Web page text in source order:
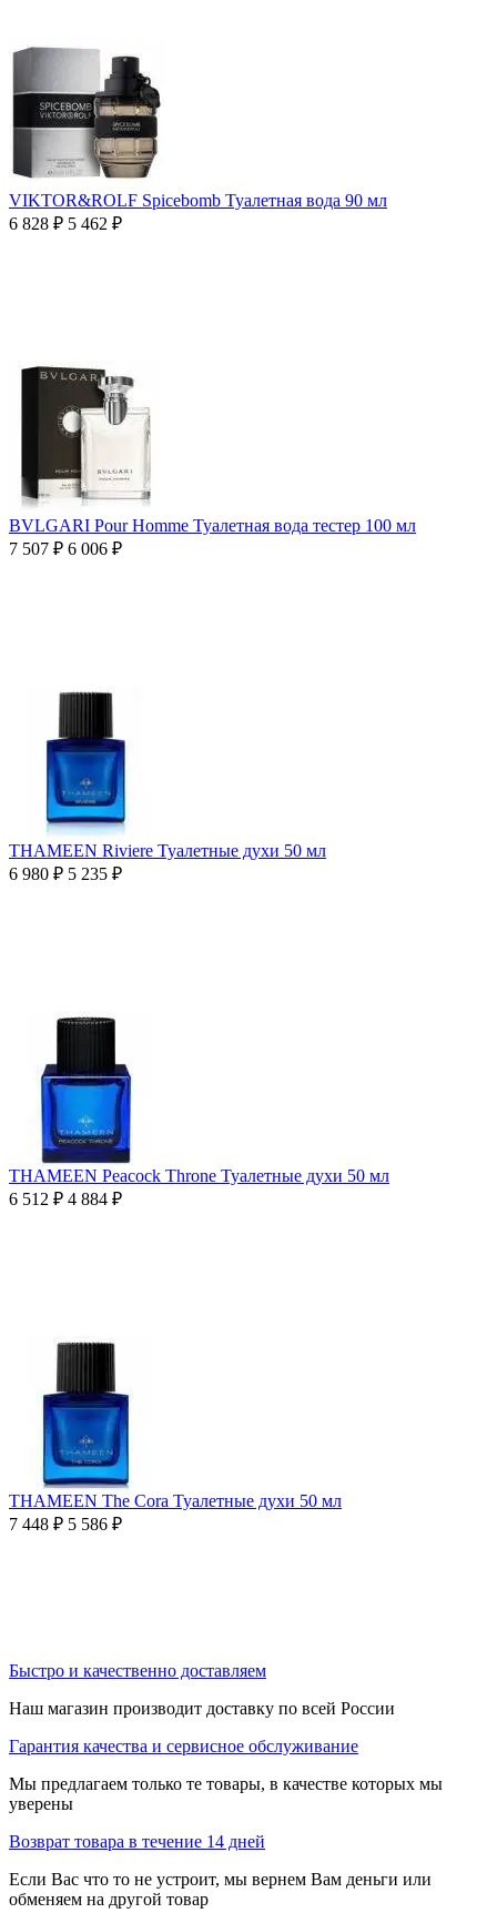
VIKTOR&ROLF Spicebomb Туалетная вода 90 мл
6 828 ₽ 5 462 ₽
BVLGARI Pour Homme Туалетная вода тестер 100 мл
7 507 ₽ 6 006 ₽
THAMEEN Riviere Туалетные духи 50 мл
6 980 ₽ 5 235 ₽
THAMEEN Peacock Throne Туалетные духи 50 мл
6 512 ₽ 4 884 ₽
THAMEEN The Cora Туалетные духи 50 мл
7 448 ₽ 5 586 ₽
Быстро и качественно доставляем
Наш магазин производит доставку по всей России
Гарантия качества и сервисное обслуживание
Мы предлагаем только те товары, в качестве которых мы
уверены
Возврат товара в течение 14 дней
Если Вас что то не устроит, мы вернем Вам деньги или
обменяем на другой товар